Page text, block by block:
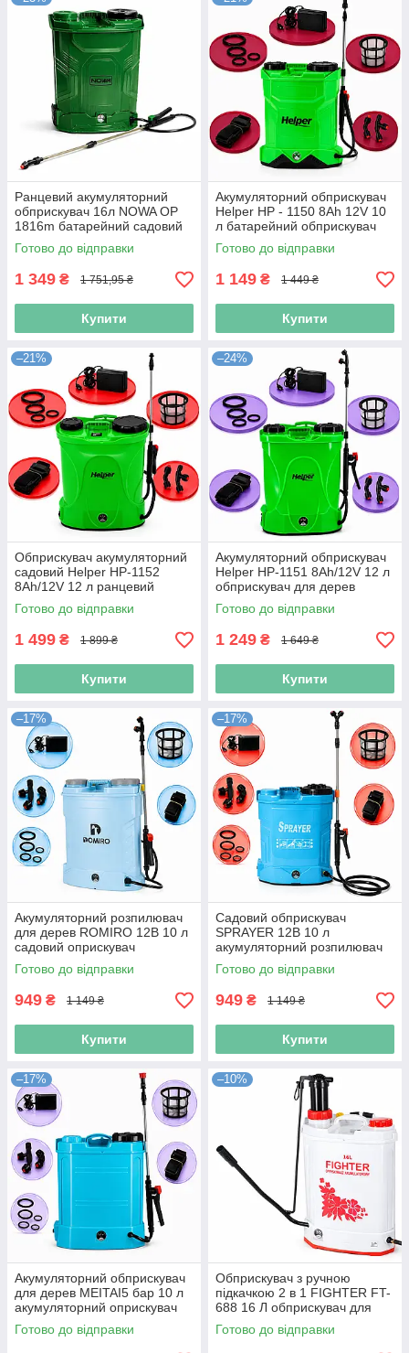
Ранцевий акумуляторний
обприскувач 16л NOWA OP
1816m батарейний садовий
обприскувач акумуляторний
обприскувач
Готово до відправки
1 349 ₴ 1 751,95 ₴
Купити
Акумуляторний обприскувач
Helper HP - 1150 8Ah 12V 10
л батарейний обприскувач
електричний обприскувач
для саду
Готово до відправки
1 149 ₴ 1 449 ₴
Купити
–21%
Обприскувач акумуляторний
садовий Helper HP-1152
8Ah/12V 12 л ранцевий
обприскувач акумуляторний
розпилювач для дерев
Готово до відправки
1 499 ₴ 1 899 ₴
Купити
–24%
Акумуляторний обприскувач
Helper HP-1151 8Ah/12V 12 л
обприскувач для дерев
ранцевий обприскувач для
саду та городу
Готово до відправки
1 249 ₴ 1 649 ₴
Купити
–17%
Акумуляторний розпилювач
для дерев ROMIRO 12В 10 л
садовий оприскувач
акумуляторний для дерев
Готово до відправки
949 ₴ 1 149 ₴
Купити
–17%
Садовий обприскувач
SPRAYER 12В 10 л
акумуляторний розпилювач
для дерев на батереї
компактний оприскувач
Готово до відправки
949 ₴ 1 149 ₴
Купити
–17%
Акумуляторний обприскувач
для дерев MEITAI5 бар 10 л
акумуляторний оприскувач
садовий оприскувач
акумуляторний
Готово до відправки
–10%
Обприскувач з ручною
підкачкою 2 в 1 FIGHTER FT-
688 16 Л обприскувач для
обробки рослин обприскувач
для теплиці
Готово до відправки